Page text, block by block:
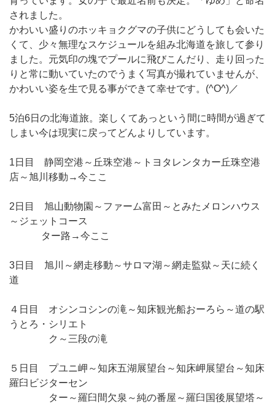
されました。
かわいい盛りのホッキョクグマの子供にどうしても会いた
くて、少々無理なスケジュールを組み北海道を旅して参り
ました。元気印の塊でプールに飛びこんだり、走り回った
りと常に動いていたのでうまく写真が撮れていませんが、
かわいい姿を生で見る事ができて幸せです。(^O^)／
5泊6日の北海道旅。楽しくてあっという間に時間が過ぎて
しまい今は現実に戻ってどんよりしています。
1日目 静岡空港～丘珠空港～トヨタレンタカー丘珠空港
店～旭川移動→今ここ
2日目 旭山動物園～ファーム富田～とみたメロンハウス
～ジェットコース
ター路→今ここ
3日目 旭川～網走移動～サロマ湖～網走監獄～天に続く
道
４日目 オシンコシンの滝～知床観光船おーろら～道の駅
うとろ・シリエト
ク～三段の滝
５日目 プユニ岬～知床五湖展望台～知床岬展望台～知床
羅臼ビジターセン
ター～羅臼間欠泉～純の番屋～羅臼国後展望塔～